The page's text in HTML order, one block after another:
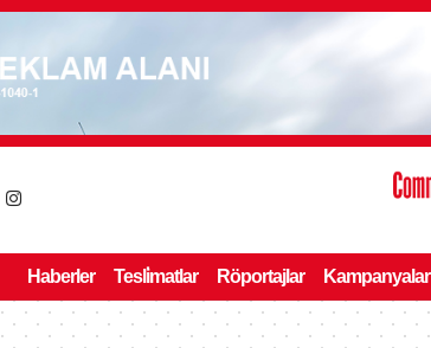
Haberler Tesli̇matlar Röportajlar Kampanyalar